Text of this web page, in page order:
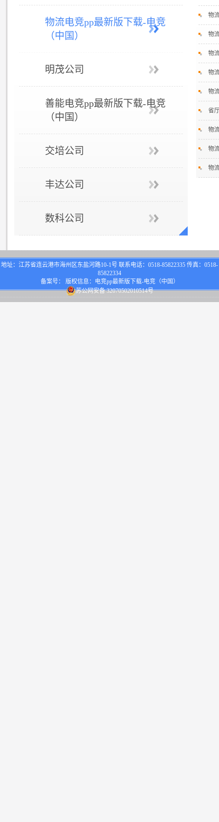
物流电竞pp最新版下载-电竞
（中国）
明茂公司
善能电竞pp最新版下载-电竞
（中国）
交培公司
丰达公司
数科公司
物
物
物
物
物
省
物
物
物
地址：江苏省连云港市海州区东盐河路10-1号 联系电话：0518-85822335 传真：0518-
85822334
备案号： 版权信息：电竞pp最新版下载-电竞（中国）
苏公网安备 32070502010514号